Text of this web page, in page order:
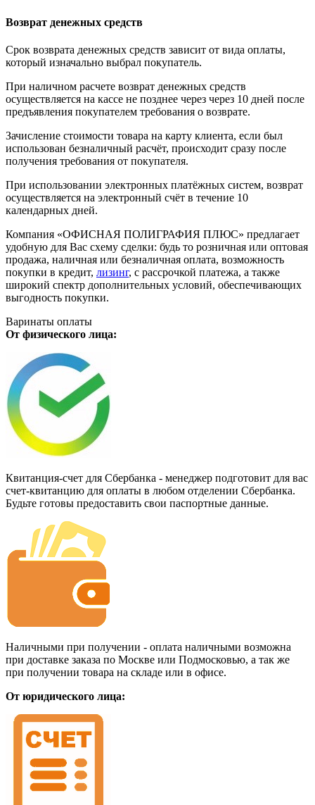
Возврат денежных средств
Срок возврата денежных средств зависит от вида оплаты,
который изначально выбрал покупатель.
При наличном расчете возврат денежных средств
осуществляется на кассе не позднее через через 10 дней после
предъявления покупателем требования о возврате.
Зачисление стоимости товара на карту клиента, если был
использован безналичный расчёт, происходит сразу после
получения требования от покупателя.
При использовании электронных платёжных систем, возврат
осуществляется на электронный счёт в течение 10
календарных дней.
Компания «ОФИСНАЯ ПОЛИГРАФИЯ ПЛЮС» предлагает
удобную для Вас схему сделки: будь то розничная или оптовая
продажа, наличная или безналичная оплата, возможность
покупки в кредит, лизинг, с рассрочкой платежа, а также
широкий спектр дополнительных условий, обеспечивающих
выгодность покупки.
Варинаты оплаты
От физического лица:
Квитанция-счет для Сбербанка - менеджер подготовит для вас
счет-квитанцию для оплаты в любом отделении Сбербанка.
Будьте готовы предоставить свои паспортные данные.
Наличными при получении - оплата наличными возможна
при доставке заказа по Москве или Подмосковью, а так же
при получении товара на складе или в офисе.
От юридического лица: